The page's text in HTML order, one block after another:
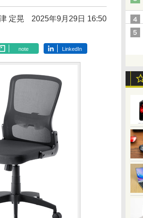
定晃 2025年9月29日 16:50
note LinkedIn